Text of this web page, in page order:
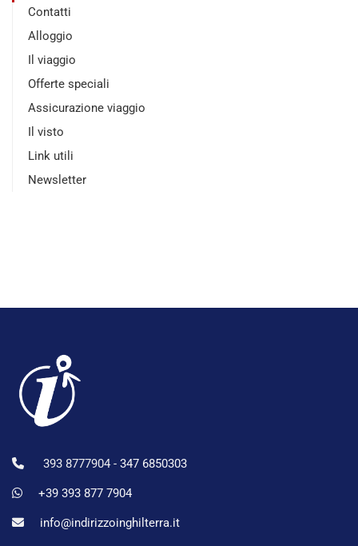
Contatti
Alloggio
Il viaggio
Offerte speciali
Assicurazione viaggio
Il visto
Link utili
Newsletter
393 8777904 - 347 6850303
+39 393 877 7904
info@indirizzoinghilterra.it